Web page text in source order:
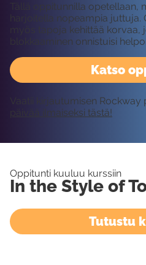
Katso
Tällä oppitunnilla opetellaan,
harjoitella nopeampia
myös tapoja kehittää
blokkaaminen onnistuisi
Vaatii kirjautumisen Rockway
päivää ilmaiseksi tästä!
Oppitunti kuuluu kurssiin
In the Style of
Tutustu